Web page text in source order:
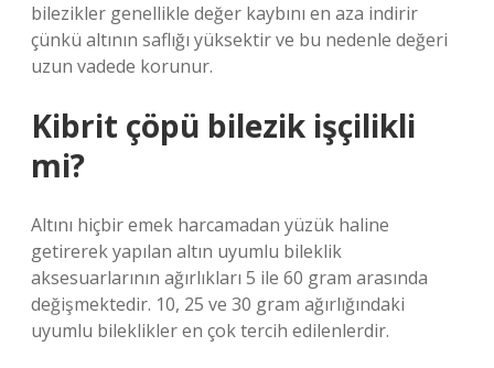
bilezikler genellikle değer kaybını en aza indirir
çünkü altının saflığı yüksektir ve bu nedenle değeri
uzun vadede korunur.
Kibrit çöpü bilezik işçilikli
mi?
Altını hiçbir emek harcamadan yüzük haline
getirerek yapılan altın uyumlu bileklik
aksesuarlarının ağırlıkları 5 ile 60 gram arasında
değişmektedir. 10, 25 ve 30 gram ağırlığındaki
uyumlu bileklikler en çok tercih edilenlerdir.